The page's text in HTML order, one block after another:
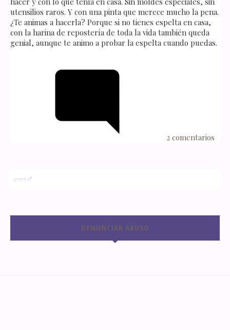
utensilios raros. Y con una pinta que merece mucho la pena.
¿Te animas a hacerla? Porque si no tienes espelta en casa,
con la harina de repostería de toda la vida también queda
genial, aunque te animo a probar la espelta cuando puedas.
2 comentarios
DENUNCIAR ABUSO